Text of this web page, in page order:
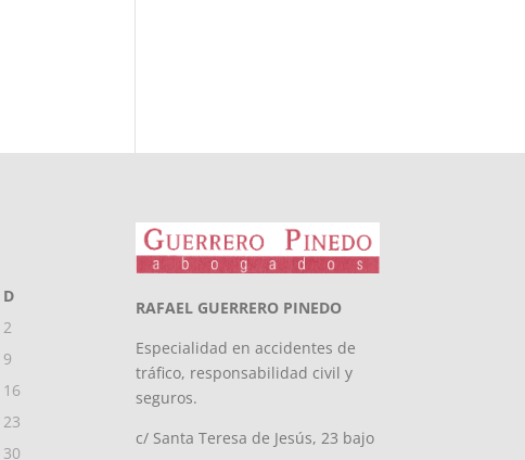
D
2
9
16
23
30
RAFAEL GUERRERO PINEDO
Especialidad en accidentes de
tráfico, responsabilidad civil y
seguros.
c/ Santa Teresa de Jesús, 23 bajo